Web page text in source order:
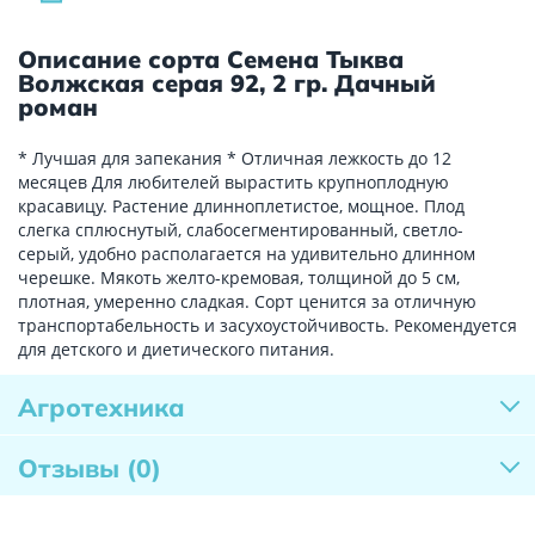
Описание сорта Семена Тыква
Волжская серая 92, 2 гр. Дачный
роман
* Лучшая для запекания * Отличная лежкость до 12
месяцев Для любителей вырастить крупноплодную
красавицу. Растение длинноплетистое, мощное. Плод
слегка сплюснутый, слабосегментированный, светло-
серый, удобно располагается на удивительно длинном
черешке. Мякоть желто-кремовая, толщиной до 5 см,
плотная, умеренно сладкая. Сорт ценится за отличную
транспортабельность и засухоустойчивость. Рекомендуется
для детского и диетического питания.
Агротехника
Отзывы (0)